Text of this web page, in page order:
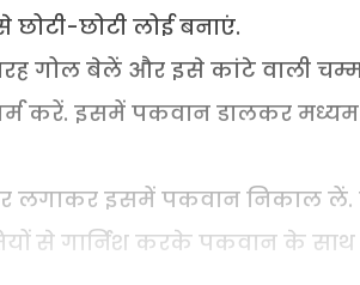
छोटी लोई बनाएं.
गोल बेलें और इसे कांटे वाली
करें. इसमें पकवान डालकर मध्यम
लगाकर इसमें पकवान निकाल लें.
से गार्निश करके पकवान के साथ